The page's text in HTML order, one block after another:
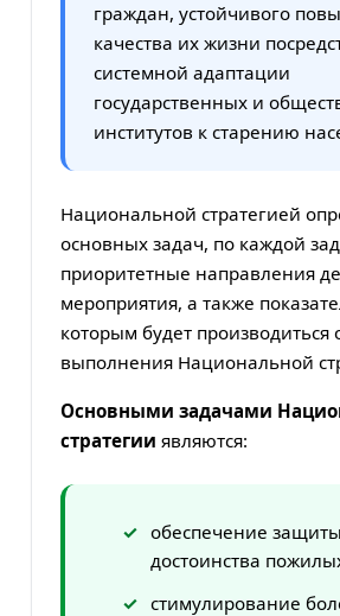
граждан, устойчивого
качества их жизни
системной адаптации
государственных и
институтов к старению
Национальной стратегией
основных задач, по каждой
приоритетные направления
мероприятия, а также
которым будет производиться
выполнения Национальной
Основными задачами
стратегии являются:
обеспечение
достоинства
стимулирование